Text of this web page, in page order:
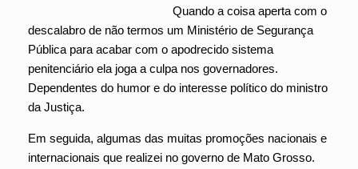
Quando a coisa aperta com o
descalabro de não termos um Ministério de Segurança
Pública para acabar com o apodrecido sistema
penitenciário ela joga a culpa nos governadores.
Dependentes do humor e do interesse político do ministro
da Justiça.
Em seguida, algumas das muitas promoções nacionais e
internacionais que realizei no governo de Mato Grosso.